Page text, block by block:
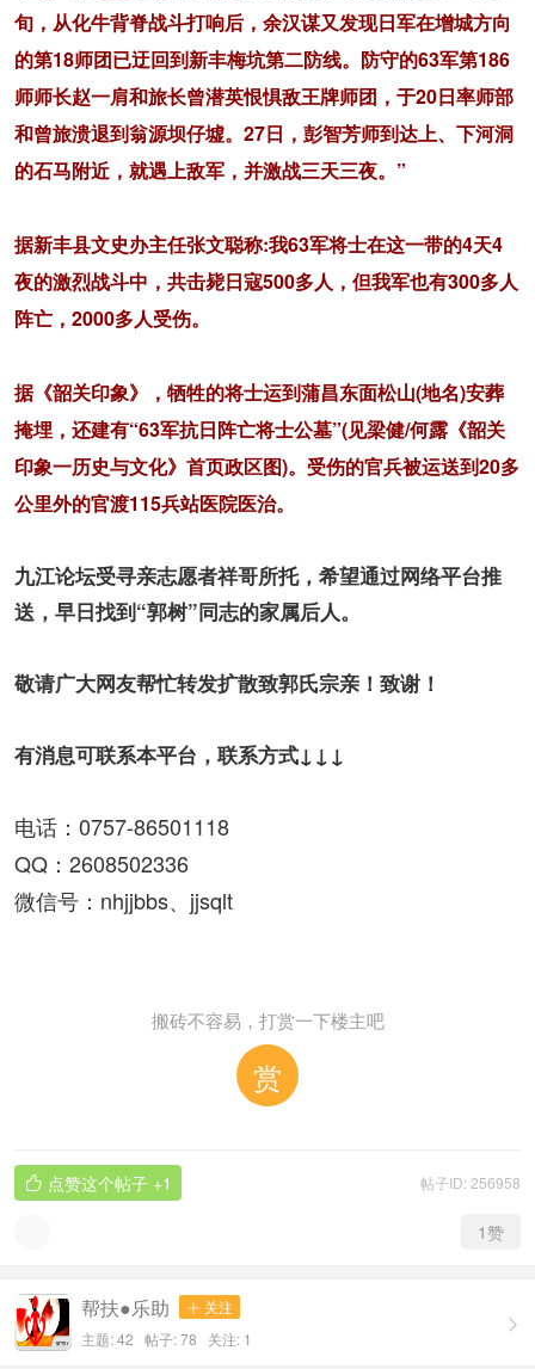
旬，从化牛背脊战斗打响后，余汉谋又发现日军在增城方向
的第18师团已迂回到新丰梅坑第二防线。防守的63军第186
师师长赵一肩和旅长曾潜英恨惧敌王牌师团，于20日率师部
和曾旅溃退到翁源坝仔墟。27日，彭智芳师到达上、下河洞
的石马附近，就遇上敌军，并激战三天三夜。”
据新丰县文史办主任张文聪称:我63军将士在这一带的4天4
夜的激烈战斗中，共击毙日寇500多人，但我军也有300多人
阵亡，2000多人受伤。
据《韶关印象》，牺牲的将士运到蒲昌东面松山(地名)安葬
掩埋，还建有“63军抗日阵亡将士公墓”(见梁健/何露《韶关
印象一历史与文化》首页政区图)。受伤的官兵被运送到20多
公里外的官渡115兵站医院医治。
九江论坛受寻亲志愿者祥哥所托，希望通过网络平台推
送，早日找到“郭树”同志的家属后人。
敬请广大网友帮忙转发扩散致郭氏宗亲！致谢！
有消息可联系本平台，联系方式↓↓↓
电话：0757-86501118
QQ：2608502336
微信号：nhjjbbs、jjsqlt
搬砖不容易，打赏一下楼主吧
赏
帖子ID: 256958
 点赞这个帖子 +1
1赞

帮扶●乐助  关注
主题: 42 帖子: 78 关注: 1